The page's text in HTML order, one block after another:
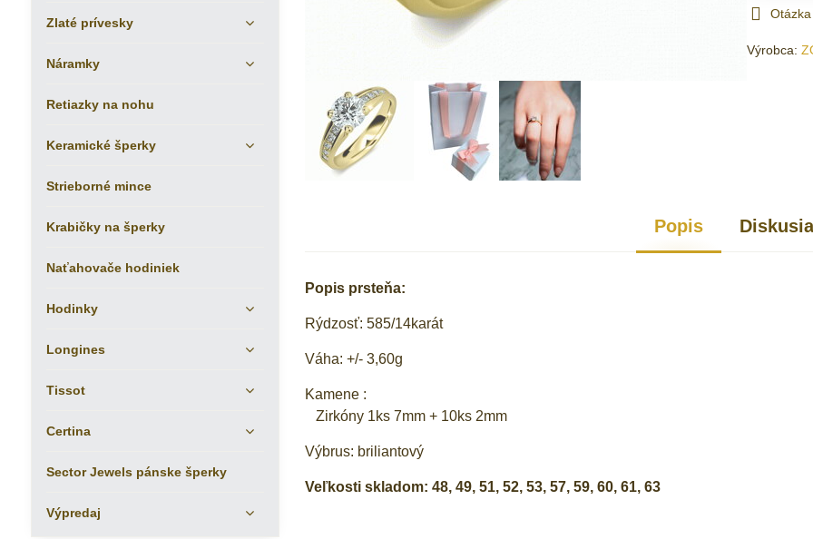
Výrobca:
Popis
Popis prsteňa:
Rýdzosť: 585/14karát
Váha: +/- 3,60g
Kamene :
Zirkóny 1ks 7mm + 10ks 2mm
Výbrus: briliantový
Veľkosti skladom: 48, 49, 51, 52, 53, 57, 59, 60, 61, 63
Zlaté prívesky
Náramky
Retiazky na nohu
Keramické šperky
Strieborné mince
Krabičky na šperky
Naťahovače hodiniek
Hodinky
Longines
Tissot
Certina
Sector Jewels pánske šperky
Výpredaj